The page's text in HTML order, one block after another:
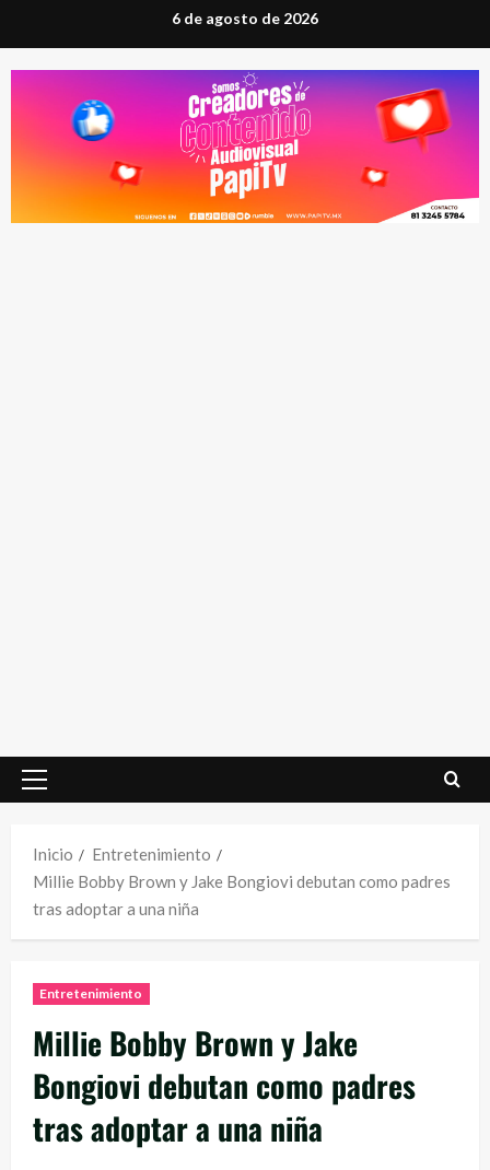
al
contenido
6 de agosto de 2026
Menú
Inicio
Entretenimiento
Millie Bobby Brown y Jake Bongiovi debutan como padres
tras adoptar a una niña
Entretenimiento
Millie Bobby Brown y Jake
Bongiovi debutan como padres
tras adoptar a una niña